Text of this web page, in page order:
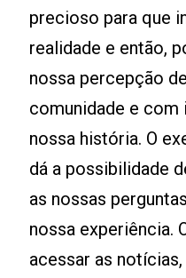
precioso para que
realidade e então,
nossa percepção
comunidade e
nossa história. O
dá a possibilidade
as nossas
nossa experiência.
acessar as